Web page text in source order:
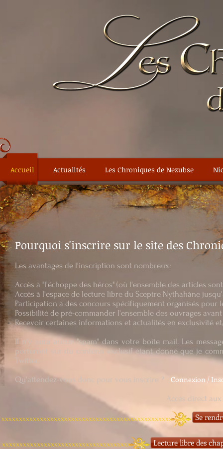
Accueil Actualités Les Chroniques de Nezubse
Pourquoi s'inscrire sur le site des
Les avantages de l'inscription sont nombreux:
Accès à "l'échoppe des héros" (où l'ensemble des articles
Accès à l'espace de lecture libre du Sceptre Nythahâne
Participation à des concours spécifiquement organisés pour
Possibilité de pré-commander l'ensemble des ouvrages
Recevoir certaines informations et actualités en exclusivité
Il n'y aura aucun "spam" dans votre boîte mail. Les
porteront sur du contenu exclusif étant donné que je
Twitter.
Qu'attendez-vous donc pour vous inscrire ?
Accès direct
Se
Connexion /
xxxxxxxxxxxxxxxxxxxxxxxxxxxxxxxxxxxxxxxxxxxxxxxxx
Lecture libre des
xxxxxxxxxxxxxxxxxxxxxxxxxxxxxxxxxxxxx